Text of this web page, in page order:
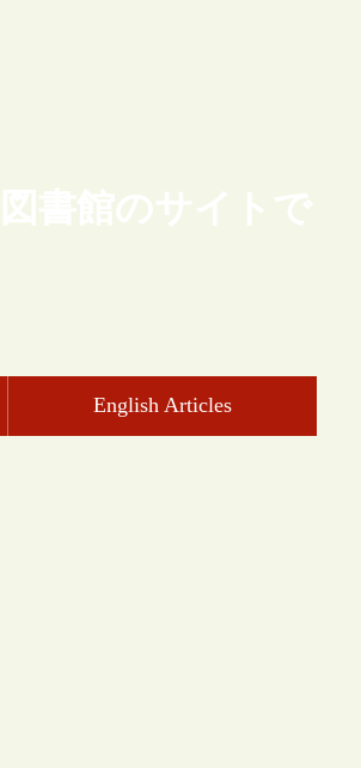
書館のサイトで
English Articles